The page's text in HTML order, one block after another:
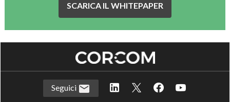
SCARICA IL WHITEPAPER
Seguici